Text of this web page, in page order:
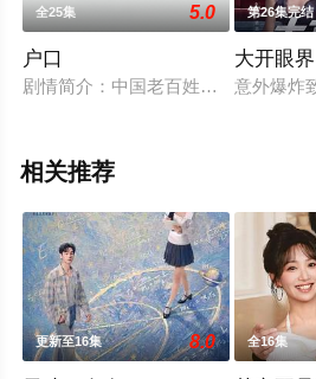
全25集 5.0
户口
剧情简介：中国老百姓是家家有户
第26集完结
大开眼界
意外爆炸
相关推荐
更新至16集 8.0 全16集